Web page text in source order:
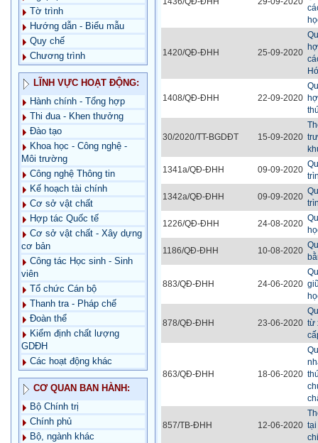
Tờ trình
Hướng dẫn - Biểu mẫu
Quy chế
Chương trình
LĨNH VỰC HOẠT ĐỘNG:
Hành chính - Tổng hợp
Thi đua - Khen thưởng
Đào tạo
Khoa học - Công nghệ -
Môi trường
Công nghệ Thông tin
Kế hoạch tài chính
Cơ sở vật chất
Hợp tác Quốc tế
Cơ sở vật chất - Xây dựng
cơ bản
Công tác Học sinh - Sinh
viên
Tổ chức Cán bộ
Thanh tra - Pháp chế
Đoàn thể
Kiểm định chất lượng
GDĐH
Các hoạt động khác
CƠ QUAN BAN HÀNH:
Bộ Chính trị
Chính phủ
Bộ, ngành khác
1420/QĐ-ĐHH 25-09-2020
1408/QĐ-ĐHH 22-09-2020
30/2020/TT-BGDĐT 15-09-2020
1341a/QĐ-ĐHH 09-09-2020
1342a/QĐ-ĐHH 09-09-2020
1226/QĐ-ĐHH 24-08-2020
1186/QĐ-ĐHH 10-08-2020
883/QĐ-ĐHH 24-06-2020
878/QĐ-ĐHH 23-06-2020 từ
863/QĐ-ĐHH 18-06-2020
857/TB-ĐHH 12-06-2020